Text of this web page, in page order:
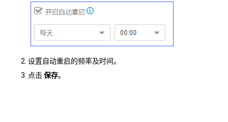
设置自动重启的频率及时间。
点击保存。